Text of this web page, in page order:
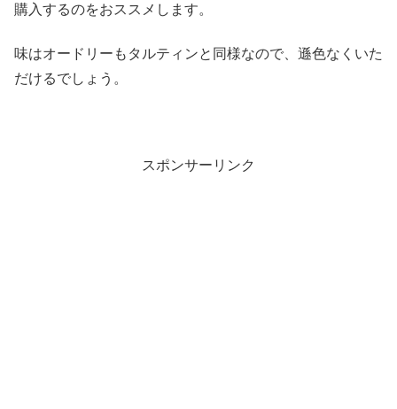
購入するのをおススメします。
味はオードリーもタルティンと同様なので、遜色なくいた
だけるでしょう。
スポンサーリンク